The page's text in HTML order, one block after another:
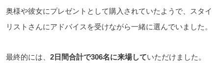
奥様や彼女にプレゼントとして購入されていたようで、スタイ
リストさんにアドバイスを受けながら一緒に選んでいました。
最終的には、 2日間合計で306名に来場していただけました。